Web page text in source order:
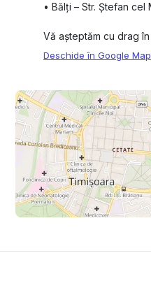
•⁠ ⁠Bălți – Str. Ștefan cel
Vă așteptăm cu drag
Deschide în Google